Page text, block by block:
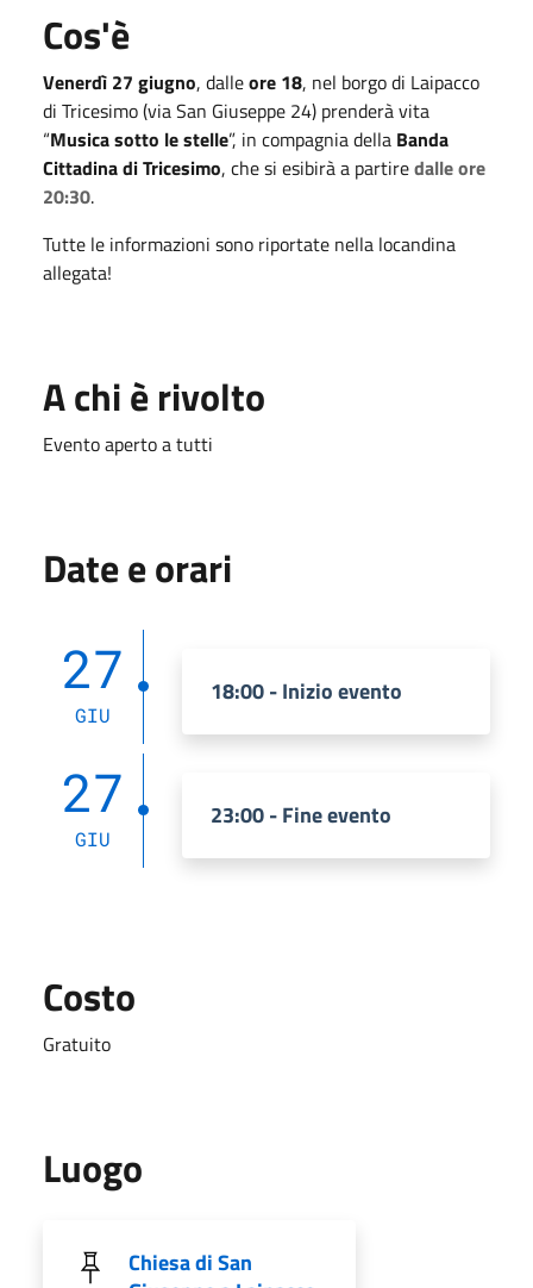
Cos'è
Venerdì 27 giugno, dalleore 18, nel borgo di Laipacco
di Tricesimo (via San Giuseppe 24) prenderà vita
“Musica sotto le stelle”, in compagnia della Banda
Cittadina di Tricesimo, che si esibirà a partiredalle ore
20:30.
Tutte le informazioni sono riportate nella locandina
allegata!
A chi è rivolto
Evento aperto a tutti
Date e orari
27
GIU
18:00 - Inizio evento
27
GIU
23:00 - Fine evento
Costo
Gratuito
Luogo
Chiesa di San